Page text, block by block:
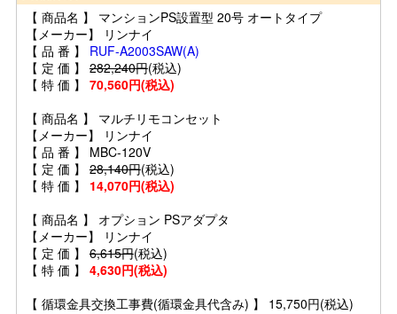
【 商品名 】 マンションPS設置型 20号 オートタイプ
【メーカー】 リンナイ
【 品 番 】 RUF-A2003SAW(A)
【 定 価 】 282,240円(税込)
【 特 価 】 70,560円(税込)
【 商品名 】 マルチリモコンセット
【メーカー】 リンナイ
【 品 番 】 MBC-120V
【 定 価 】 28,140円(税込)
【 特 価 】 14,070円(税込)
【 商品名 】 オプション PSアダプタ
【メーカー】 リンナイ
【 定 価 】 6,615円(税込)
【 特 価 】 4,630円(税込)
【 循環金具交換工事費(循環金具代含み) 】 15,750円(税込)